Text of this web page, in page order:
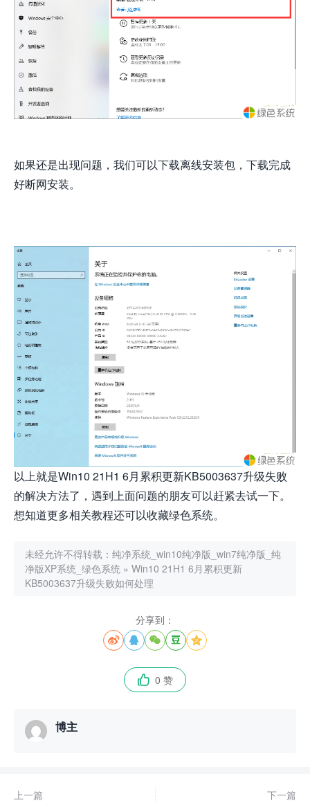
如果还是出现问题，我们可以下载离线安装包，下载完成
好断网安装。
以上就是Win10 21H1 6月累积更新KB5003637升级失败
的解决方法了，遇到上面问题的朋友可以赶紧去试一下。
想知道更多相关教程还可以收藏绿色系统。
未经允许不得转载： 纯净系统_win10纯净版_win7纯净版_纯
净版XP系统_绿色系统 » Win10 21H1 6月累积更新
KB5003637升级失败如何处理
分享到：
    
 0 赞
博主
上一篇
下一篇